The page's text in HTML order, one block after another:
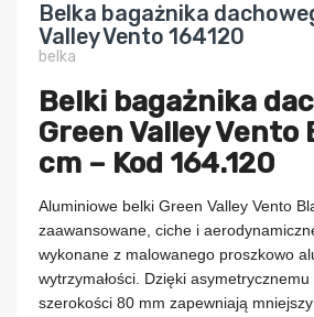
Belka bagażnika
Valley Vento 164120
belka
Belki bagażnika
Green Valley Vento
cm – Kod 164.120
Aluminiowe belki Green Valley Vento
zaawansowane, ciche i
wykonane z malowanego proszkowo
wytrzymałości. Dzięki
szerokości 80 mm zapewniają